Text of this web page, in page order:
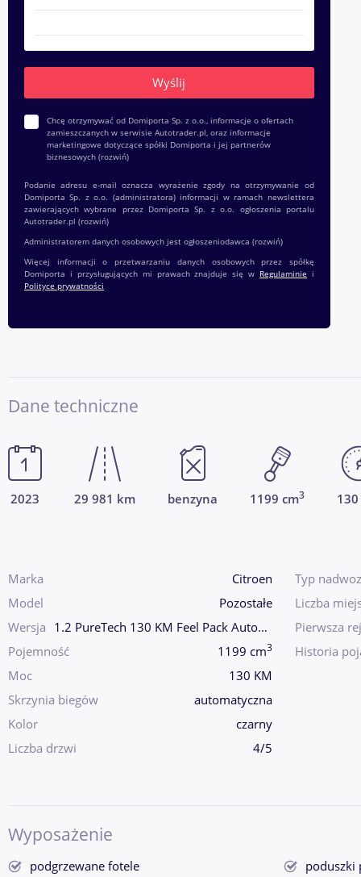
Chcę otrzymywać od Domiporta Sp. z o.o., informacje o ofertach
zamieszczanych w serwisie Autotrader.pl, oraz informacje
marketingowe dotyczące spółki Domiporta i jej partnerów
biznesowych (rozwiń)
Podanie adresu e-mail oznacza wyrażenie zgody na otrzymywanie od
Domiporta Sp. z o.o. (administratora) informacji w ramach newslettera
zawierających wybrane przez Domiporta Sp. z o.o. ogłoszenia portalu
Autotrader.pl (rozwiń)
Administratorem danych osobowych jest ogłoszeniodawca (rozwiń)
Więcej informacji o przetwarzaniu danych osobowych przez spółkę
Domiporta i przysługujących mi prawach znajduje się w Regulaminie i
Polityce prywatności
Dane techniczne
2023 29 981 km benzyna 1199 cm3
Marka
Citroen
Model
Pozostałe
Wersja
1.2 PureTech 130 KM Feel Pack Automat | Gwarancja fabryczna | Salon PL
Pojemność
1199 cm3
Moc
130 KM
Skrzynia biegów
automatyczna
Kolor
czarny
Liczba drzwi
4/5
Typ
Liczba
Pierwsza
Historia
Wyposażenie
podgrzewane fotele
poduszki